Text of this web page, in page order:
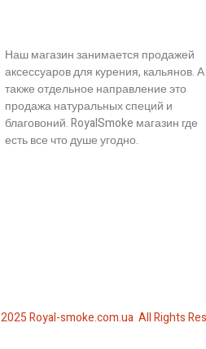
Наш магазин занимается продажей
аксессуаров для курения, кальянов. А
также отдельное направление это
продажа натуральных специй и
благовоний. RoyalSmoke магазин где
есть все что душе угодно.
Royal-smoke.com.ua All Rights